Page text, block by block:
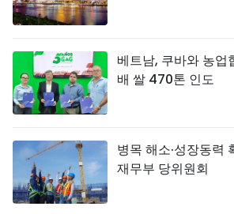
베트남, 쿠바와 농업
배 쌀 470톤 인도
병목 해소·성장동력
재무부 당위원회